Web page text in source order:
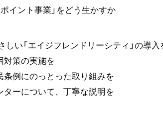
イント事業」をどう生かすか
い「エイジフレンドリーシティ」の導入
策の実施を
例にのっとった取り組みを
ーについて、丁寧な説明を